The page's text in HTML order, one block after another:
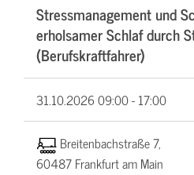
Stressmanagement und
erholsamer Schlaf durch
(Berufskraftfahrer)
31.10.202609:00 - 17:00
Breitenbachstraße 7,
60487 Frankfurt am Main